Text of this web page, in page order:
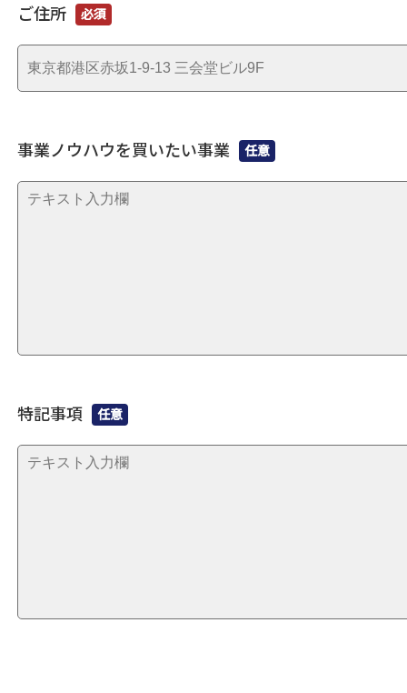
ご住所 必須
事業ノウハウを買いたい事業 任意
特記事項 任意